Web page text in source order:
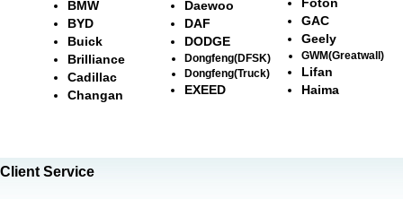
BMW
BYD
Buick
Brilliance
Cadillac
Changan
Daewoo
DAF
DODGE
Dongfeng(DFSK)
Dongfeng(Truck)
EXEED
GAC
Geely
GWM(Greatwall)
Lifan
Haima
Client Service